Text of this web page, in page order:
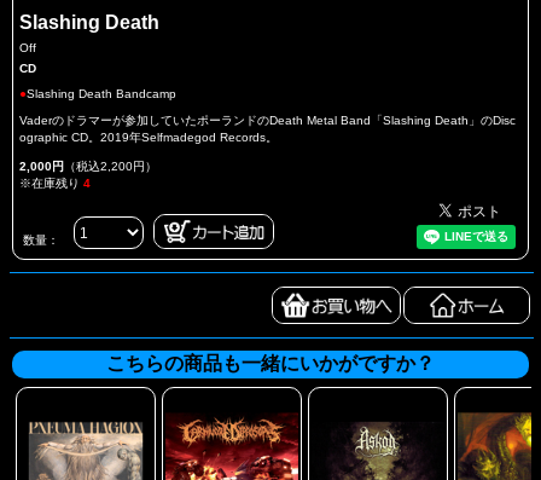
Slashing Death
Off
CD
●Slashing Death Bandcamp
Vaderのドラマーが参加していたポーランドのDeath Metal Band「Slashing Death」のDisc
ographic CD。2019年Selfmadegod Records。
2,000円 （税込2,200円）
※在庫残り 4
数量：
こちらの商品も一緒にいかがですか？